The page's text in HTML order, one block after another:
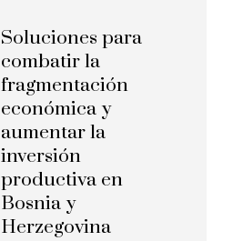
Soluciones para
combatir la
fragmentación
económica y
aumentar la
inversión
productiva en
Bosnia y
Herzegovina